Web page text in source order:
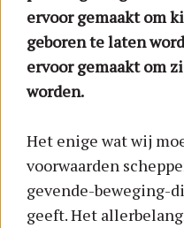
ervoor gemaakt om
geboren te laten
ervoor gemaakt om
worden.
Het enige wat wij
voorwaarden
gevende-beweging-
geeft. Het